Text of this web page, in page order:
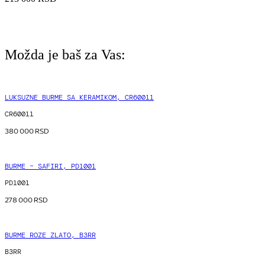
Možda je baš za Vas:
LUKSUZNE BURME SA KERAMIKOM, CR60011
CR60011
380 000RSD
BURME – SAFIRI, PD1001
PD1001
278 000RSD
BURME ROZE ZLATO, B3RR
B3RR